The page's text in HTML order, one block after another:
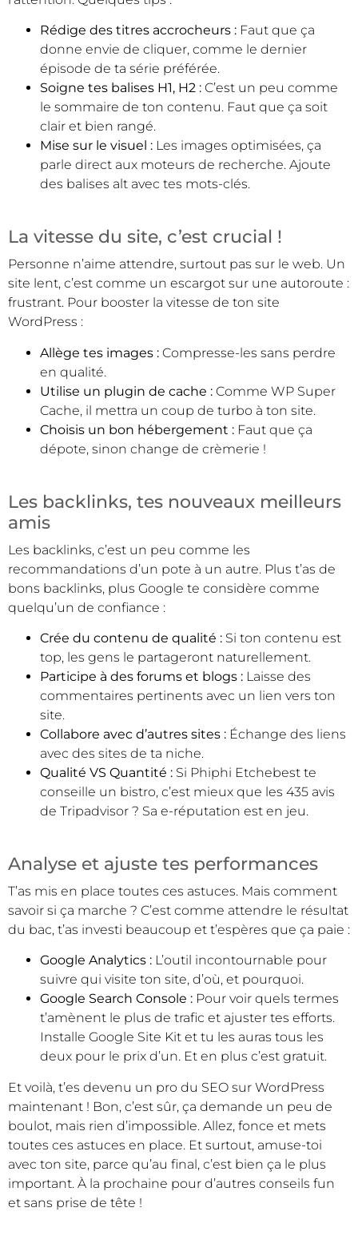
Rédige des titres accrocheurs : Faut que ça
donne envie de cliquer, comme le dernier
épisode de ta série préférée.
Soigne tes balises H1, H2 : C’est un peu comme
le sommaire de ton contenu. Faut que ça soit
clair et bien rangé.
Mise sur le visuel : Les images optimisées, ça
parle direct aux moteurs de recherche. Ajoute
des balises alt avec tes mots-clés.
La vitesse du site, c’est crucial !
Personne n’aime attendre, surtout pas sur le web. Un
site lent, c’est comme un escargot sur une autoroute :
frustrant. Pour booster la vitesse de ton site
WordPress :
Allège tes images : Compresse-les sans perdre
en qualité.
Utilise un plugin de cache : Comme WP Super
Cache, il mettra un coup de turbo à ton site.
Choisis un bon hébergement : Faut que ça
dépote, sinon change de crèmerie !
Les backlinks, tes nouveaux meilleurs
amis
Les backlinks, c’est un peu comme les
recommandations d’un pote à un autre. Plus t’as de
bons backlinks, plus Google te considère comme
quelqu’un de confiance :
Crée du contenu de qualité : Si ton contenu est
top, les gens le partageront naturellement.
Participe à des forums et blogs : Laisse des
commentaires pertinents avec un lien vers ton
site.
Collabore avec d’autres sites : Échange des liens
avec des sites de ta niche.
Qualité VS Quantité : Si Phiphi Etchebest te
conseille un bistro, c’est mieux que les 435 avis
de Tripadvisor ? Sa e-réputation est en jeu.
Analyse et ajuste tes performances
T’as mis en place toutes ces astuces. Mais comment
savoir si ça marche ? C’est comme attendre le résultat
du bac, t’as investi beaucoup et t’espères que ça paie :
Google Analytics : L’outil incontournable pour
suivre qui visite ton site, d’où, et pourquoi.
Google Search Console : Pour voir quels termes
t’amènent le plus de trafic et ajuster tes efforts.
Installe Google Site Kit et tu les auras tous les
deux pour le prix d’un. Et en plus c’est gratuit.
Et voilà, t’es devenu un pro du SEO sur WordPress
maintenant ! Bon, c’est sûr, ça demande un peu de
boulot, mais rien d’impossible. Allez, fonce et mets
toutes ces astuces en place. Et surtout, amuse-toi
avec ton site, parce qu’au final, c’est bien ça le plus
important. À la prochaine pour d’autres conseils fun
et sans prise de tête !